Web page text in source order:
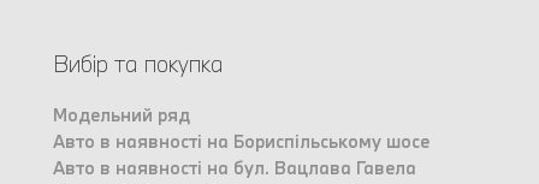
Вибір та покупка
Модельний ряд
Авто в наявності на Бориспільському шосе
Авто в наявності на бул. Вацлава Гавела